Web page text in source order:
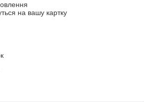
на вашу картку